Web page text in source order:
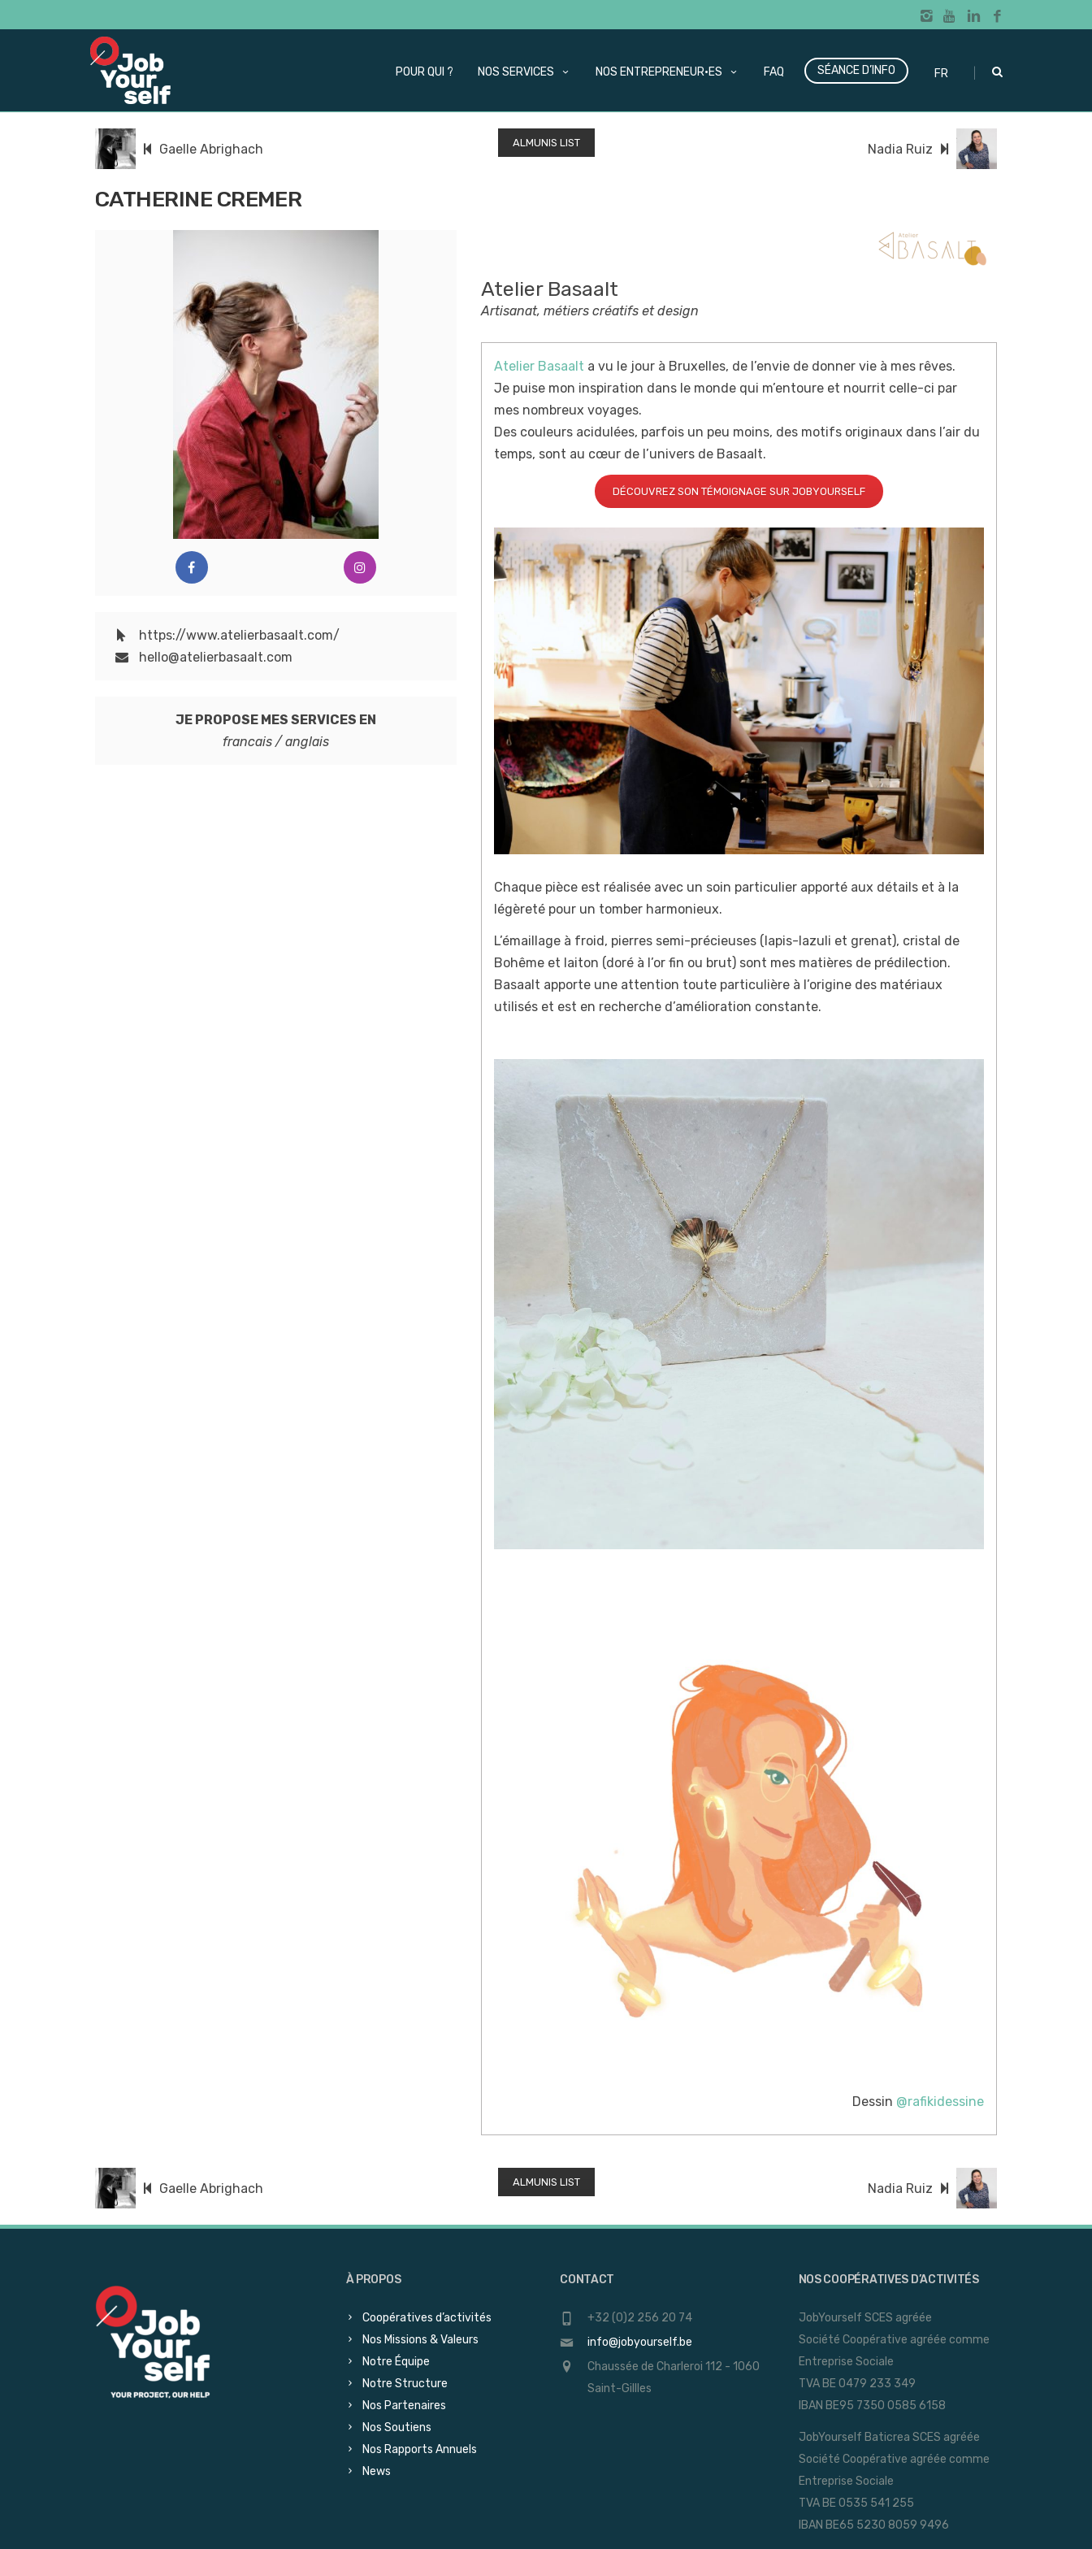
POUR QUI ? NOS SERVICES NOS ENTREPRENEUR·ES FAQ SÉANCE D’INFO FR |
Gaelle Abrighach ALMUNIS LIST Nadia Ruiz
CATHERINE CREMER
https://www.atelierbasaalt.com/
hello@atelierbasaalt.com
JE PROPOSE MES SERVICES EN
francais / anglais
Atelier Basaalt
Artisanat, métiers créatifs et design
Atelier Basaalt a vu le jour à Bruxelles, de l’envie de donner vie à mes rêves.
Je puise mon inspiration dans le monde qui m’entoure et nourrit celle-ci par
mes nombreux voyages.
Des couleurs acidulées, parfois un peu moins, des motifs originaux dans l’air du
temps, sont au cœur de l’univers de Basaalt.
DÉCOUVREZ SON TÉMOIGNAGE SUR JOBYOURSELF
Chaque pièce est réalisée avec un soin particulier apporté aux détails et à la
légèreté pour un tomber harmonieux.
L’émaillage à froid, pierres semi-précieuses (lapis-lazuli et grenat), cristal de
Bohême et laiton (doré à l’or fin ou brut) sont mes matières de prédilection.
Basaalt apporte une attention toute particulière à l’origine des matériaux
utilisés et est en recherche d’amélioration constante.
Dessin @rafikidessine
Gaelle Abrighach ALMUNIS LIST Nadia Ruiz
À PROPOS
Coopératives d’activités
Nos Missions & Valeurs
Notre Équipe
Notre Structure
Nos Partenaires
Nos Soutiens
Nos Rapports Annuels
News
CONTACT
+32 (0)2 256 20 74
info@jobyourself.be
Chaussée de Charleroi 112 - 1060
Saint-Gillles
NOS COOPÉRATIVES D’ACTIVITÉS
JobYourself SCES agréée
Société Coopérative agréée comme
Entreprise Sociale
TVA BE 0479 233 349
IBAN BE95 7350 0585 6158
JobYourself Baticrea SCES agréée
Société Coopérative agréée comme
Entreprise Sociale
TVA BE 0535 541 255
IBAN BE65 5230 8059 9496